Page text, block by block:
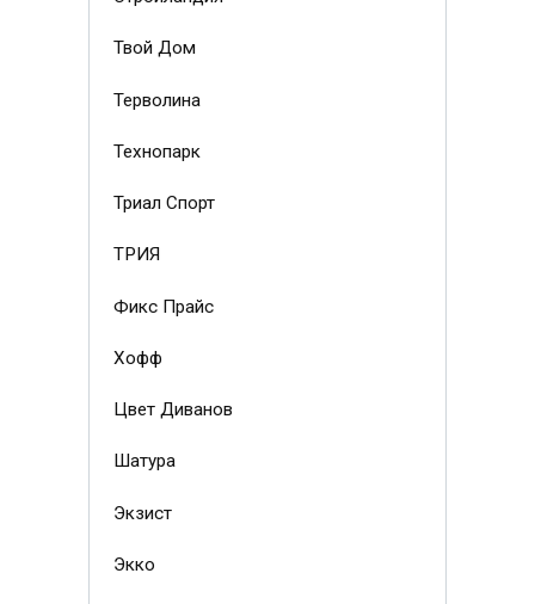
Твой Дом
Терволина
Технопарк
Триал Спорт
ТРИЯ
Фикс Прайс
Хофф
Цвет Диванов
Шатура
Экзист
Экко